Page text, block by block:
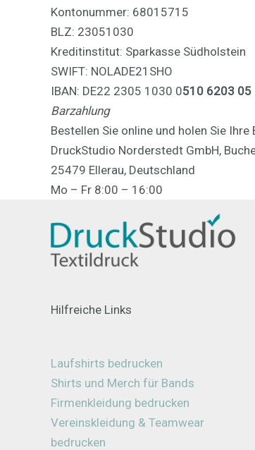
Kontonummer: 68015715
BLZ: 23051030
Kreditinstitut: Sparkasse Südholstein
SWIFT: NOLADE21SHO
IBAN: DE22 2305 1030 0510 6203 05
Barzahlung
Bestellen Sie online und holen Sie
DruckStudio Norderstedt GmbH,
25479 Ellerau, Deutschland
Mo – Fr 8:00 – 16:00
Hilfreiche Links
Laufshirts bedrucken
Shirts und Merch für Bands
Firmenkleidung bedrucken
Vereinskleidung & Teamwear
bedrucken